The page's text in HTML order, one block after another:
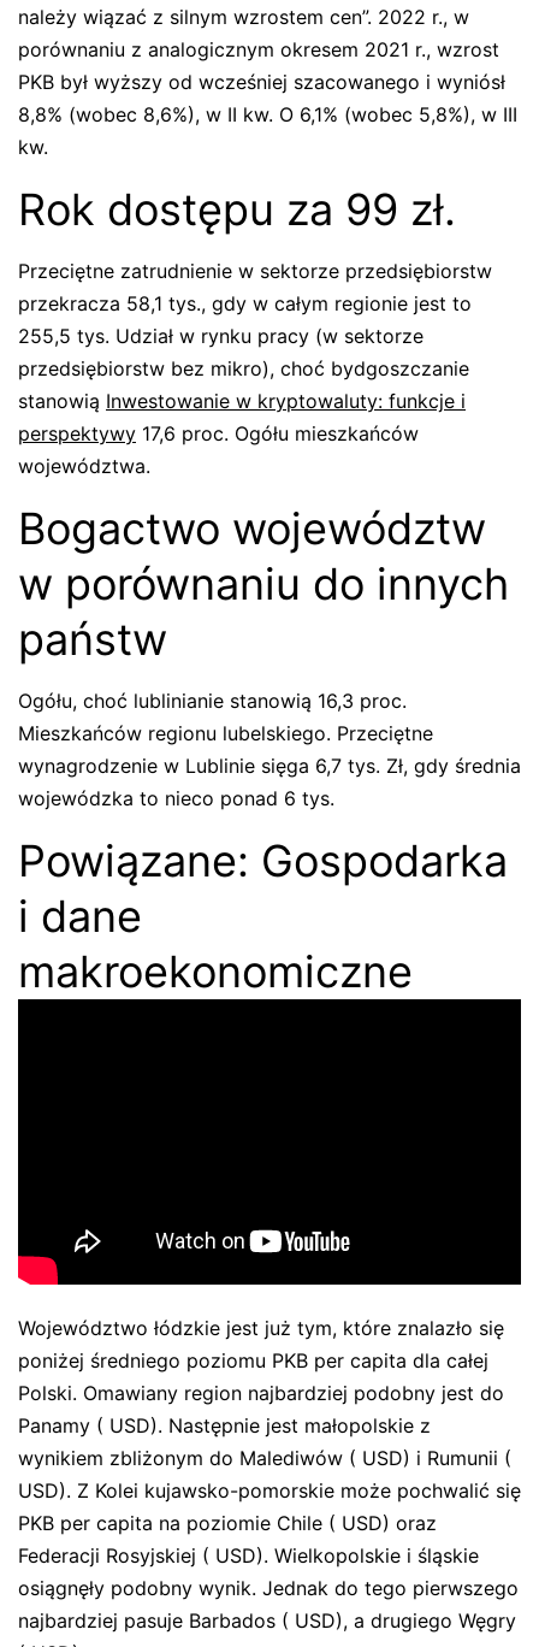
należy wiązać z silnym wzrostem cen”. 2022 r., w
porównaniu z analogicznym okresem 2021 r., wzrost
PKB był wyższy od wcześniej szacowanego i wyniósł
8,8% (wobec 8,6%), w II kw. O 6,1% (wobec 5,8%), w III
kw.
Rok dostępu za 99 zł.
Przeciętne zatrudnienie w sektorze przedsiębiorstw
przekracza 58,1 tys., gdy w całym regionie jest to
255,5 tys. Udział w rynku pracy (w sektorze
przedsiębiorstw bez mikro), choć bydgoszczanie
stanowią Inwestowanie w kryptowaluty: funkcje i
perspektywy 17,6 proc. Ogółu mieszkańców
województwa.
Bogactwo województw
w porównaniu do innych
państw
Ogółu, choć lublinianie stanowią 16,3 proc.
Mieszkańców regionu lubelskiego. Przeciętne
wynagrodzenie w Lublinie sięga 6,7 tys. Zł, gdy średnia
wojewódzka to nieco ponad 6 tys.
Powiązane: Gospodarka
i dane
makroekonomiczne
Województwo łódzkie jest już tym, które znalazło się
poniżej średniego poziomu PKB per capita dla całej
Polski. Omawiany region najbardziej podobny jest do
Panamy ( USD). Następnie jest małopolskie z
wynikiem zbliżonym do Malediwów ( USD) i Rumunii (
USD). Z Kolei kujawsko-pomorskie może pochwalić się
PKB per capita na poziomie Chile ( USD) oraz
Federacji Rosyjskiej ( USD). Wielkopolskie i śląskie
osiągnęły podobny wynik. Jednak do tego pierwszego
najbardziej pasuje Barbados ( USD), a drugiego Węgry